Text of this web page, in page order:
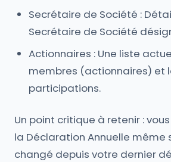
Secrétaire de Société :
Secrétaire de Société
Actionnaires : Une liste
membres (actionnaires) et
participations.
Un point critique à retenir :
la Déclaration Annuelle même
changé depuis votre dernier